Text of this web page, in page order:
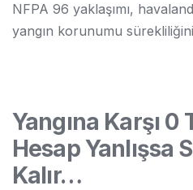
NFPA 96 yaklaşımı,
yangın korunumu
Yangına Karşı 0
Hesap Yanlışsa
Kalır…